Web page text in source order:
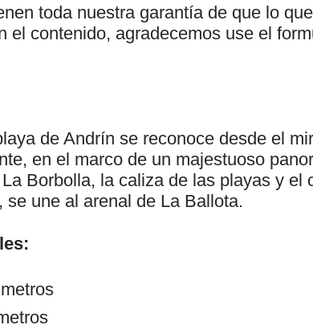
toda nuestra garantía de que lo
el contenido, agradecemos use el
de Andrín se reconoce desde el
en el marco de un majestuoso
Borbolla, la caliza de las playas y el
se une al arenal de La Ballota.